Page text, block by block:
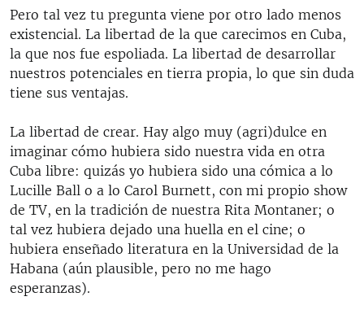
Pero tal vez tu pregunta viene por otro lado menos
existencial. La libertad de la que carecimos en Cuba,
la que nos fue espoliada. La libertad de desarrollar
nuestros potenciales en tierra propia, lo que sin duda
tiene sus ventajas.
La libertad de crear. Hay algo muy (agri)dulce en
imaginar cómo hubiera sido nuestra vida en otra
Cuba libre: quizás yo hubiera sido una cómica a lo
Lucille Ball o a lo Carol Burnett, con mi propio show
de TV, en la tradición de nuestra Rita Montaner; o
tal vez hubiera dejado una huella en el cine; o
hubiera enseñado literatura en la Universidad de la
Habana (aún plausible, pero no me hago
esperanzas).